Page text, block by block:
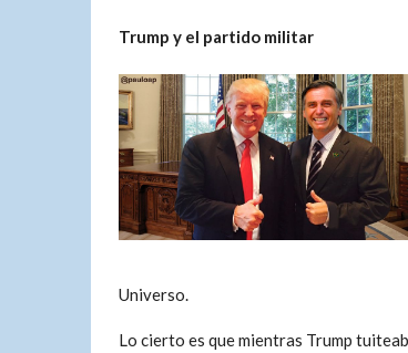
Trump y el partido militar
Universo.
Lo cierto es que mientras Trump